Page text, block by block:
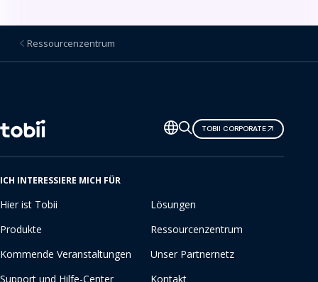
Ressourcenzentrum
Sprache
ändern
TOBII CORPORATE
ICH INTERESSIERE MICH FÜR
Hier ist Tobii
Lösungen
Produkte
Ressourcenzentrum
Kommende Veranstaltungen
Unser Partnernetz
Support und Hilfe-Center
Kontakt